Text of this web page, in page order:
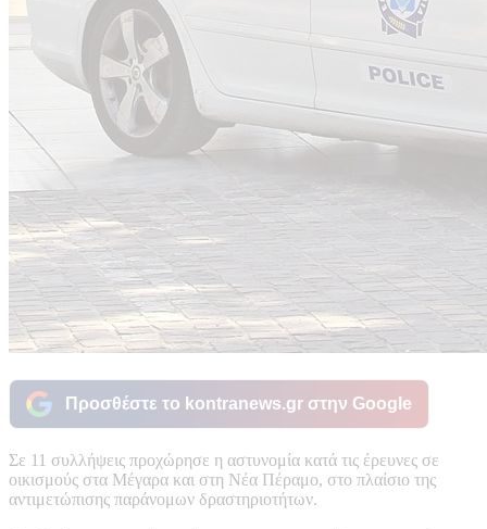
Προσθέστε το kontranews.gr στην Google
Σε 11 συλλήψεις προχώρησε η αστυνομία κατά τις έρευνες σε
οικισμούς στα Μέγαρα και στη Νέα Πέραμο, στο πλαίσιο της
αντιμετώπισης παράνομων δραστηριοτήτων.